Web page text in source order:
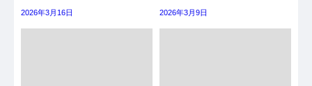
2026年3月16日 2026年3月9日